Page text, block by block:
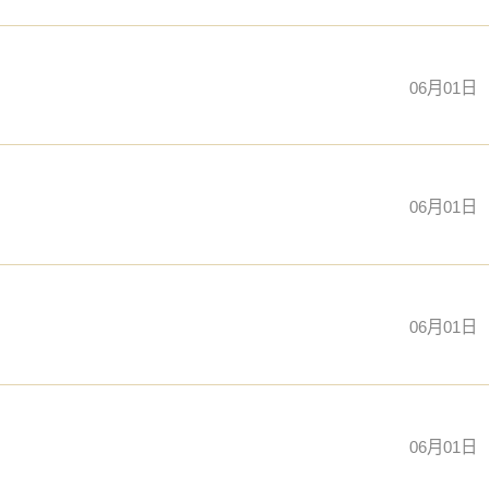
06月01日
06月01日
06月01日
06月01日